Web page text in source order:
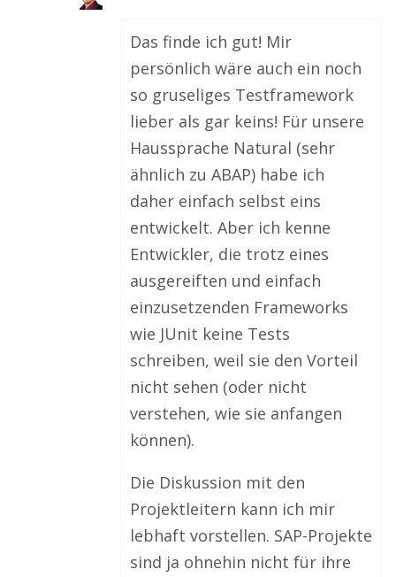
Das finde ich gut! Mir
persönlich wäre auch ein noch
so gruseliges Testframework
lieber als gar keins! Für unsere
Haussprache Natural (sehr
ähnlich zu ABAP) habe ich
daher einfach selbst eins
entwickelt. Aber ich kenne
Entwickler, die trotz eines
ausgereiften und einfach
einzusetzenden Frameworks
wie JUnit keine Tests
schreiben, weil sie den Vorteil
nicht sehen (oder nicht
verstehen, wie sie anfangen
können).
Die Diskussion mit den
Projektleitern kann ich mir
lebhaft vorstellen. SAP-Projekte
sind ja ohnehin nicht für ihre